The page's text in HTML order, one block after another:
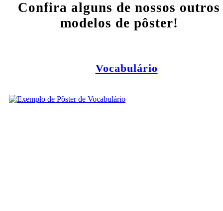
Confira alguns de nossos outros
modelos de pôster!
Vocabulário